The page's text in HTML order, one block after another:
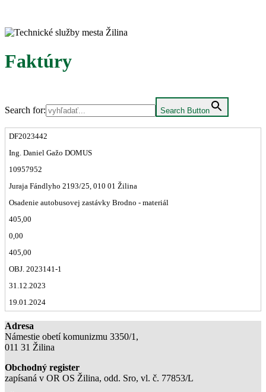
Faktúry
Search for: Search Button
DF2023442
Ing. Daniel Gažo DOMUS
10957952
Juraja Fándlyho 2193/25, 010 01 Žilina
Osadenie autobusovej zastávky Brodno - materiál
405,00
0,00
405,00
OBJ. 2023141-1
31.12.2023
19.01.2024
Adresa
Námestie obetí komunizmu 3350/1,
011 31 Žilina
Obchodný register
zapísaná v OR OS Žilina, odd. Sro, vl. č. 77853/L